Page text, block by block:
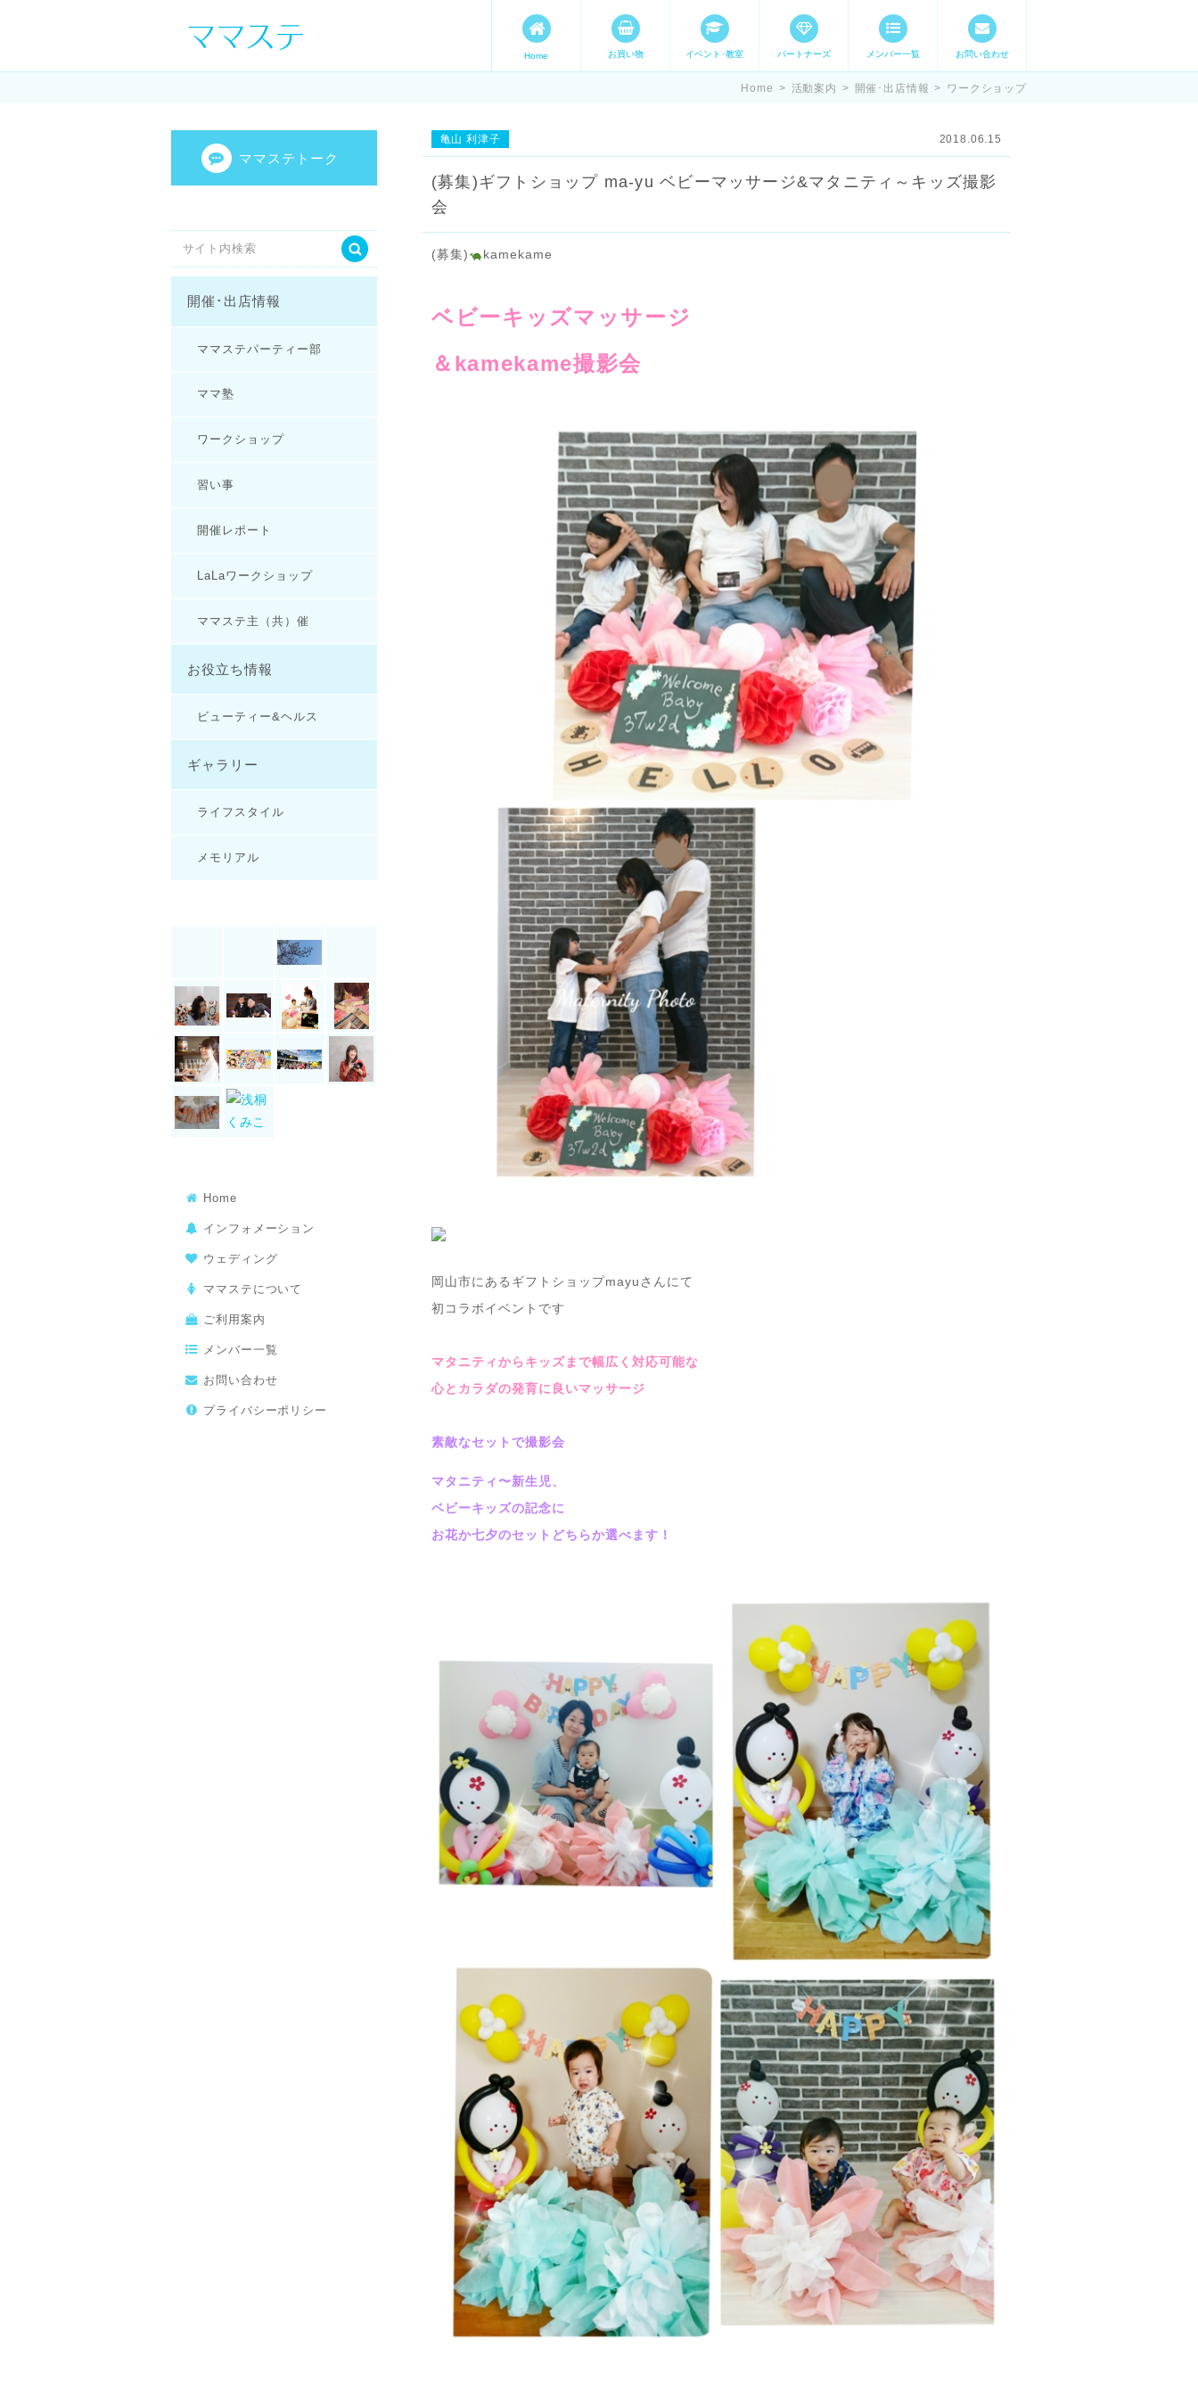
ママの才能発信します。 手づくり表現ステージ ママステ スキル・
Home お買い物 イベント･教室 パートナーズ メンバー一覧 お問い合わせ
Home > 活動案内 > 開催･出店情報 > ワークショップ
亀山 利津子 2018.06.15
(募集)ギフトショップ ma-yu ベビーマッサージ&マタニティ～キッズ撮影
会
(募集) kamekame
ベビーキッズマッサージ
＆kamekame撮影会
岡山市にあるギフトショップmayuさんにて
初コラボイベントです
マタニティからキッズまで幅広く対応可能な
心とカラダの発育に良いマッサージ
素敵なセットで撮影会
マタニティ〜新生児、
ベビーキッズの記念に
お花か七夕のセットどちらか選べます！
ママステトーク
開催･出店情報
ママステパーティー部
ママ塾
ワークショップ
習い事
開催レポート
LaLaワークショップ
ママステ主（共）催
お役立ち情報
ビューティー&ヘルス
ギャラリー
ライフスタイル
メモリアル
Home
インフォメーション
ウェディング
ママステについて
ご利用案内
メンバー一覧
お問い合わせ
プライバシーポリシー